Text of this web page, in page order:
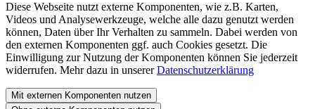
Diese Webseite nutzt externe Komponenten, wie z.B. Karten,
Videos und Analysewerkzeuge, welche alle dazu genutzt werden
können, Daten über Ihr Verhalten zu sammeln. Dabei werden von
den externen Komponenten ggf. auch Cookies gesetzt. Die
Einwilligung zur Nutzung der Komponenten können Sie jederzeit
widerrufen. Mehr dazu in unsererDatenschutzerklärung
Mit externen Komponenten nutzen